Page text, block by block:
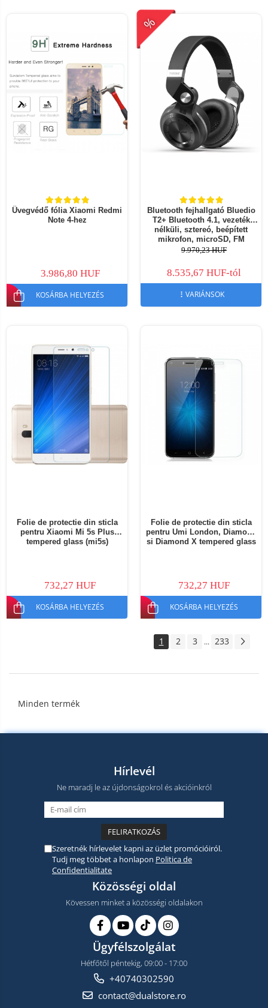
Üvegvédő fólia Xiaomi Redmi
Note 4-hez
3.986,80 HUF
KOSÁRBA HELYEZÉS
%
Bluetooth fejhallgató Bluedio
T2+ Bluetooth 4.1, vezeték
nélküli, sztereó, beépített
mikrofon, microSD, FM
9.970,23 HUF
8.535,67 HUF-tól
VARIÁNSOK
Folie de protectie din sticla
pentru Xiaomi Mi 5s Plus
tempered glass (mi5s)
732,27 HUF
KOSÁRBA HELYEZÉS
Folie de protectie din sticla
pentru Umi London, Diamond
si Diamond X tempered glass
732,27 HUF
KOSÁRBA HELYEZÉS
1 2 3 ... 233
Minden termék
Hírlevél
Ne maradj le az újdonságokrol és akcióinkról
Szeretnék hírlevelet kapni az üzlet promócióiról.
Tudj meg többet a honlapon Politica de
Confidentialitate
Közösségi oldal
Kövessen minket a közösségi oldalakon
Ügyfélszolgálat
Hétfőtől péntekig, 09:00 - 17:00
+40740302590
contact@dualstore.ro